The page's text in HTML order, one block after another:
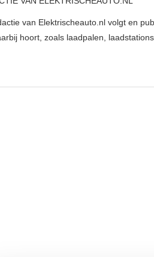
van Elektrischeauto.nl volgt en
hoort, zoals laadpalen, laadstations